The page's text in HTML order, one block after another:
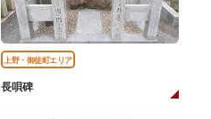
上野・御徒町エリア
長唄碑